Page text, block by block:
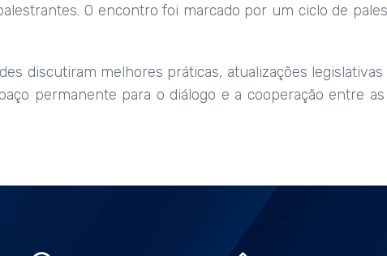
O encontro foi marcado por um ciclo de
discutiram melhores práticas, atualizações
permanente para o diálogo e a cooperação entre